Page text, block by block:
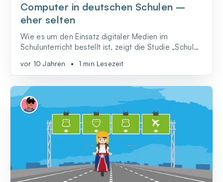
Computer in deutschen Schulen –
eher selten
Wie es um den Einsatz digitaler Medien im
Schulunterricht bestellt ist, zeigt die Studie „Schule
vor 10 Jahren • 1 min Lesezeit